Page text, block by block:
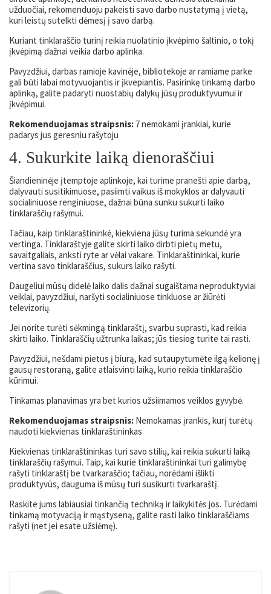
užduočiai, rekomenduoju pakeisti savo darbo nustatymą į vietą,
kuri leistų sutelkti dėmesį į savo darbą.
Kuriant tinklaraščio turinį reikia nuolatinio įkvėpimo šaltinio, o tokį
įkvėpimą dažnai veikia darbo aplinka.
Pavyzdžiui, darbas ramioje kavinėje, bibliotekoje ar ramiame parke
gali būti labai motyvuojantis ir įkvepiantis. Pasirinkę tinkamą darbo
aplinką, galite padaryti nuostabių dalykų jūsų produktyvumui ir
įkvėpimui.
Rekomenduojamas straipsnis: 7 nemokami įrankiai, kurie
padarys jus geresniu rašytoju
4. Sukurkite laiką dienoraščiui
Šiandieninėje įtemptoje aplinkoje, kai turime pranešti apie darbą,
dalyvauti susitikimuose, pasiimti vaikus iš mokyklos ar dalyvauti
socialiniuose renginiuose, dažnai būna sunku sukurti laiko
tinklaraščių rašymui.
Tačiau, kaip tinklaraštininkė, kiekviena jūsų turima sekundė yra
vertinga. Tinklaraštyje galite skirti laiko dirbti pietų metu,
savaitgaliais, anksti ryte ar vėlai vakare. Tinklaraštininkai, kurie
vertina savo tinklaraščius, sukurs laiko rašyti.
Daugeliui mūsų didelė laiko dalis dažnai sugaištama neproduktyviai
veiklai, pavyzdžiui, naršyti socialiniuose tinkluose ar žiūrėti
televizorių.
Jei norite turėti sėkmingą tinklaraštį, svarbu suprasti, kad reikia
skirti laiko. Tinklaraščių užtrunka laikas; jūs tiesiog turite tai rasti.
Pavyzdžiui, nešdami pietus į biurą, kad sutaupytumėte ilgą kelionę į
gausų restoraną, galite atlaisvinti laiką, kurio reikia tinklaraščio
kūrimui.
Tinkamas planavimas yra bet kurios užsiimamos veiklos gyvybė.
Rekomenduojamas straipsnis: Nemokamas įrankis, kurį turėtų
naudoti kiekvienas tinklaraštininkas
Kiekvienas tinklaraštininkas turi savo stilių, kai reikia sukurti laiką
tinklaraščių rašymui. Taip, kai kurie tinklaraštininkai turi galimybę
rašyti tinklaraštį be tvarkaraščio; tačiau, norėdami išlikti
produktyvūs, dauguma iš mūsų turi susikurti tvarkaraštį.
Raskite jums labiausiai tinkančią techniką ir laikykitės jos. Turėdami
tinkamą motyvaciją ir mąstyseną, galite rasti laiko tinklaraščiams
rašyti (net jei esate užsiėmę).